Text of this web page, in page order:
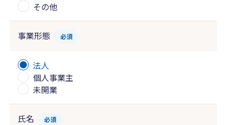
その他
事業形態 必須
法人
個人事業主
未開業
氏名 必須